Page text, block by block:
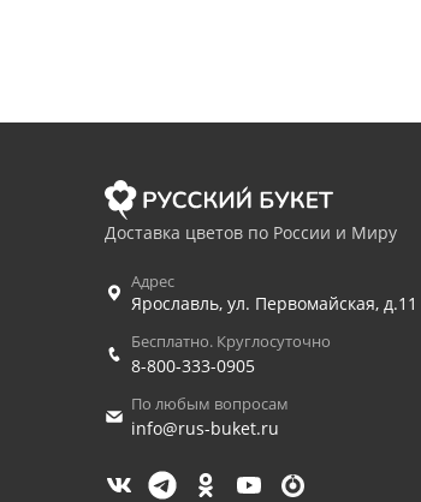
Доставка цветов по России и Миру
Адрес
Ярославль, ул. Первомайская,
Бесплатно. Круглосуточно
8-800-333-0905
По любым вопросам
info@rus-buket.ru